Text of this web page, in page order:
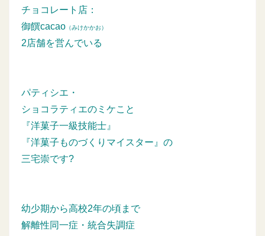
チョコレート店：
御饌cacao （みけかかお）
2店舗を営んでいる
パティシエ・
ショコラティエのミケこと
『洋菓子一級技能士』
『洋菓子ものづくりマイスター』の
三宅崇です?
幼少期から高校2年の頃まで
解離性同一症・統合失調症